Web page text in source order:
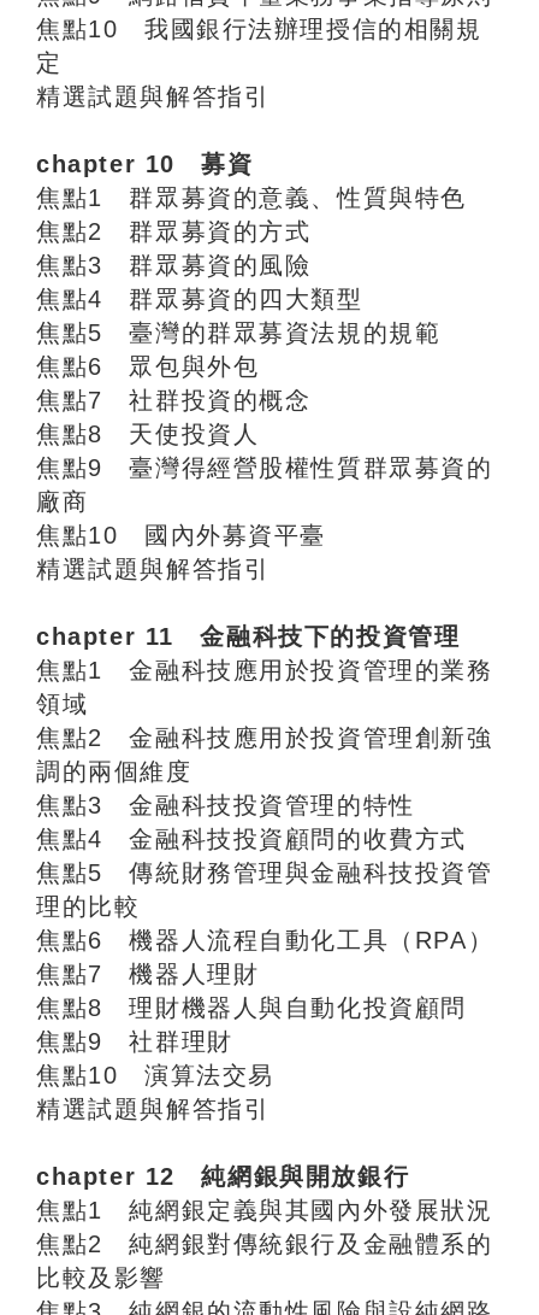
焦點10 我國銀行法辦理授信的相關規
定
精選試題與解答指引
chapter 10 募資
焦點1 群眾募資的意義、性質與特色
焦點2 群眾募資的方式
焦點3 群眾募資的風險
焦點4 群眾募資的四大類型
焦點5 臺灣的群眾募資法規的規範
焦點6 眾包與外包
焦點7 社群投資的概念
焦點8 天使投資人
焦點9 臺灣得經營股權性質群眾募資的
廠商
焦點10 國內外募資平臺
精選試題與解答指引
chapter 11 金融科技下的投資管理
焦點1 金融科技應用於投資管理的業務
領域
焦點2 金融科技應用於投資管理創新強
調的兩個維度
焦點3 金融科技投資管理的特性
焦點4 金融科技投資顧問的收費方式
焦點5 傳統財務管理與金融科技投資管
理的比較
焦點6 機器人流程自動化工具（RPA）
焦點7 機器人理財
焦點8 理財機器人與自動化投資顧問
焦點9 社群理財
焦點10 演算法交易
精選試題與解答指引
chapter 12 純網銀與開放銀行
焦點1 純網銀定義與其國內外發展狀況
焦點2 純網銀對傳統銀行及金融體系的
比較及影響